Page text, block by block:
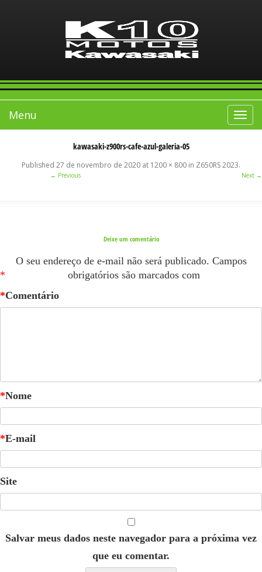
Toggle
Menu
kawasaki-z900rs-cafe-azul-galeria-05
Published 27 de novembro de 2020 at 1200 × 800 in Z650RS 2023.
← Previous Next →
Deixe um comentário
O seu endereço de e-mail não será publicado. Campos
obrigatórios são marcados com
*
Comentário
*
Nome
*
E-mail
*
Site
Salvar meus dados neste navegador para a próxima vez
que eu comentar.